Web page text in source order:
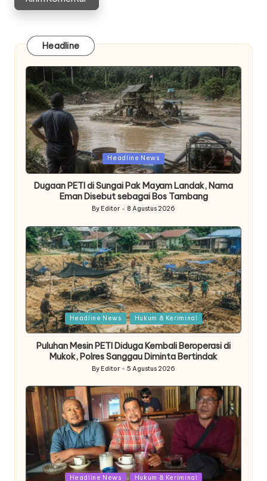
Headline
Posted
in
Headline News
Dugaan PETI di Sungai Pak Mayam Landak, Nama
Eman Disebut sebagai Bos Tambang
Posted
By Editor 8 Agustus 2026
Posted
in
Headline News Hukum & Keriminal
Puluhan Mesin PETI Diduga Kembali Beroperasi di
Mukok, Polres Sanggau Diminta Bertindak
Posted
By Editor 5 Agustus 2026
Posted
Headline News Hukum & Keriminal